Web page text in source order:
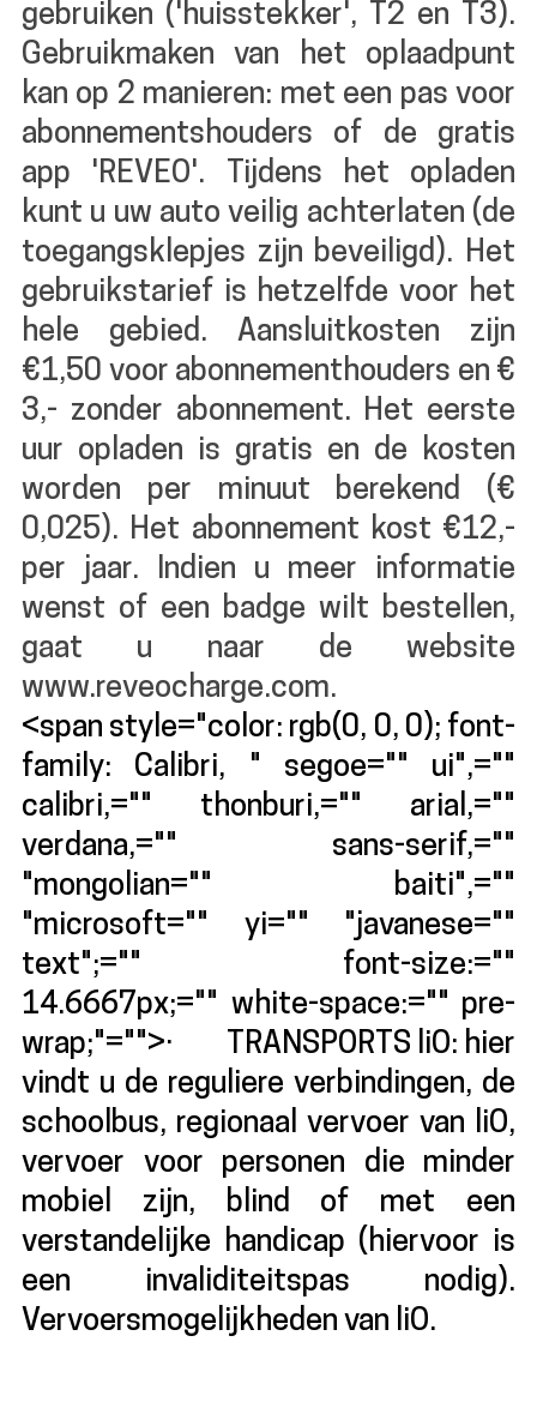
gebruiken ('huisstekker', T2 en T3).
Gebruikmaken van het oplaadpunt
kan op 2 manieren: met een pas voor
abonnementshouders of de gratis
app 'REVEO'. Tijdens het opladen
kunt u uw auto veilig achterlaten (de
toegangsklepjes zijn beveiligd). Het
gebruikstarief is hetzelfde voor het
hele gebied. Aansluitkosten zijn
€1,50 voor abonnementhouders en €
3,- zonder abonnement. Het eerste
uur opladen is gratis en de kosten
worden per minuut berekend (€
0,025). Het abonnement kost €12,-
per jaar. Indien u meer informatie
wenst of een badge wilt bestellen,
gaat u naar de website
www.reveocharge.com.
<span style="color: rgb(0, 0, 0); font-
family: Calibri, " segoe="" ui",=""
calibri,="" thonburi,="" arial,=""
verdana,="" sans-serif,=""
"mongolian="" baiti",=""
"microsoft="" yi="" "javanese=""
text";="" font-size:=""
14.6667px;="" white-space:="" pre-
wrap;"="">· TRANSPORTS liO: hier
vindt u de reguliere verbindingen, de
schoolbus, regionaal vervoer van liO,
vervoer voor personen die minder
mobiel zijn, blind of met een
verstandelijke handicap (hiervoor is
een invaliditeitspas nodig).
Vervoersmogelijkheden van liO.